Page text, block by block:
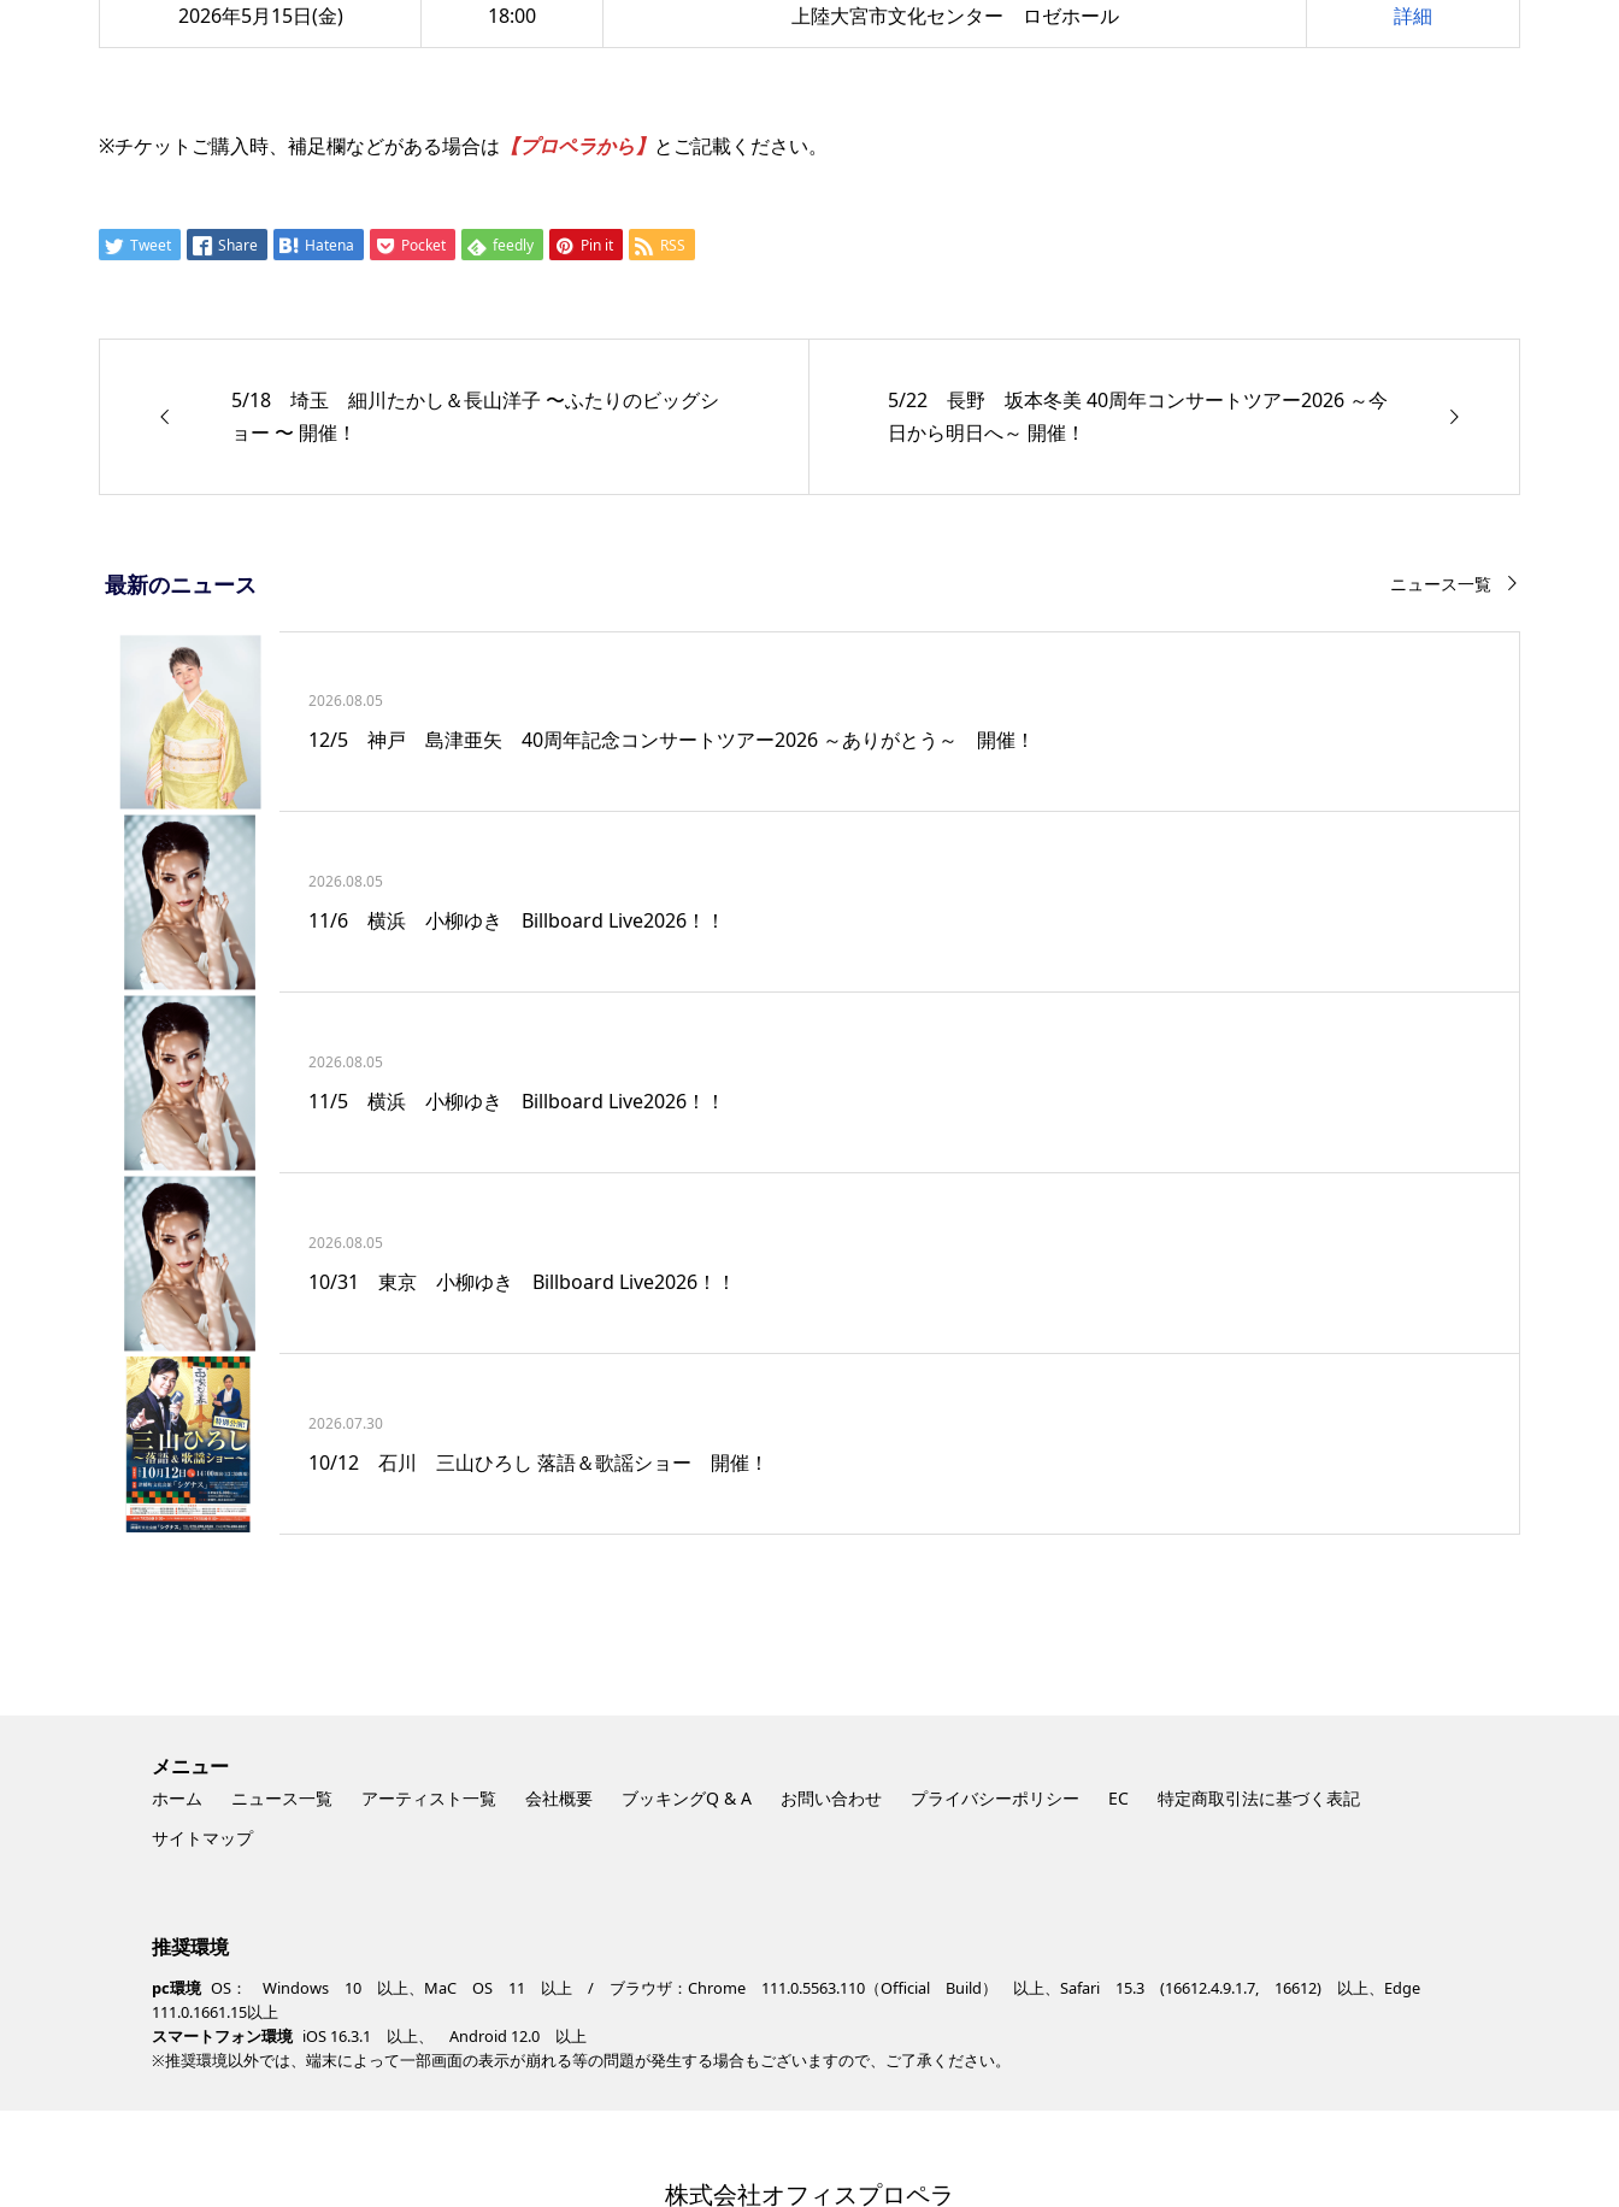
2026年5月15日(金) 18:00 上陸大宮市文化センター ロゼホール 詳細
※チケットご購入時、補足欄などがある場合は 【プロペラから】 とご記載ください。
Tweet Share Hatena Pocket feedly Pin it RSS
5/18 埼玉 細川たかし＆長山洋子 〜ふたりのビッグシ
ョー 〜 開催！
5/22 長野 坂本冬美 40周年コンサートツアー2026 ～今
日から明日へ～ 開催！
最新のニュース ニュース一覧
2026.08.05
12/5 神戸 島津亜矢 40周年記念コンサートツアー2026 ～ありがとう～ 開催！
2026.08.05
11/6 横浜 小柳ゆき Billboard Live2026！！
2026.08.05
11/5 横浜 小柳ゆき Billboard Live2026！！
2026.08.05
10/31 東京 小柳ゆき Billboard Live2026！！
2026.07.30
10/12 石川 三山ひろし 落語＆歌謡ショー 開催！
メニュー
ホーム ニュース一覧 アーティスト一覧 会社概要 ブッキングQ & A お問い合わせ プライバシーポリシー EC
特定商取引法に基づく表記
サイトマップ
推奨環境
pc環境 OS： Windows 10 以上、MaC OS 11 以上 / ブラウザ：Chrome 111.0.5563.110（Official Build） 以上、Safari 15.3 (16612.4.9.1.7, 16612) 以上、Edge
111.0.1661.15以上
スマートフォン環境 iOS 16.3.1 以上、 Android 12.0 以上
※推奨環境以外では、端末によって一部画面の表示が崩れる等の問題が発生する場合もございますので、ご了承ください。
株式会社オフィスプロペラ